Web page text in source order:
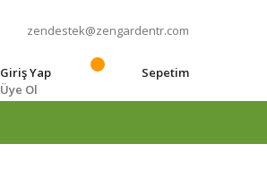
zendestek@zengardentr.com
Giriş Yap
Üye Ol
Sepetim